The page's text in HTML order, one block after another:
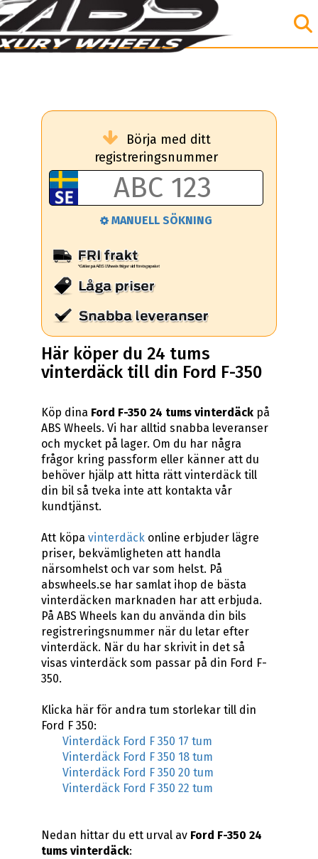
Börja med ditt
registreringsnummer
MANUELL SÖKNING
Här köper du 24 tums
vinterdäck till din Ford F-350
Köp dina Ford F-350 24 tums vinterdäck på
ABS Wheels. Vi har alltid snabba leveranser
och mycket på lager. Om du har några
frågor kring passform eller känner att du
behöver hjälp att hitta rätt vinterdäck till
din bil så tveka inte att kontakta vår
kundtjänst.
Att köpavinterdäck online erbjuder lägre
priser, bekvämligheten att handla
närsomhelst och var som helst. På
abswheels.se har samlat ihop de bästa
vinterdäcken marknaden har att erbjuda.
På ABS Wheels kan du använda din bils
registreringsnummer när du letar efter
vinterdäck. När du har skrivit in det så
visas vinterdäck som passar på din Ford F-
350.
Klicka här för andra tum storlekar till din
Ford F 350:
Vinterdäck Ford F 350 17 tum
Vinterdäck Ford F 350 18 tum
Vinterdäck Ford F 350 20 tum
Vinterdäck Ford F 350 22 tum
Nedan hittar du ett urval av Ford F-350 24
tums vinterdäck: